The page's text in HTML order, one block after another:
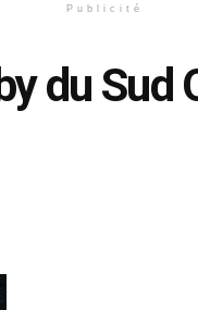
Publicité
du Sud